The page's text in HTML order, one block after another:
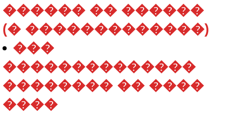
������ �� ������
(� �������������)
���
��������������
�������� �� ����
����